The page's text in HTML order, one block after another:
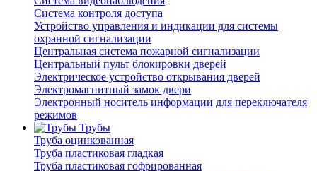
Система контроля доступа
Устройство управления и индикации для системы
охранной сигнализации
Центральная система пожарной сигнализации
Центральный пульт блокировки дверей
Электрическое устройство открывания дверей
Электромагнитный замок двери
Электронный носитель информации для переключателя
режимов
Трубы
Труба оцинкованная
Труба пластиковая гладкая
Труба пластиковая гофрированная